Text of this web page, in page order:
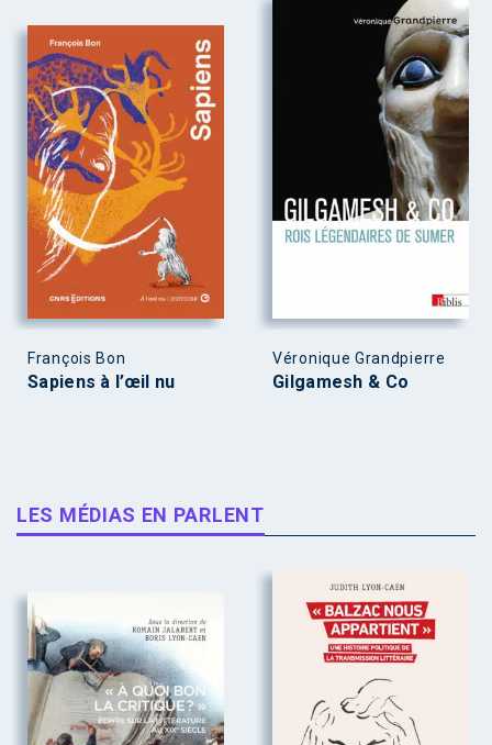
François Bon
Sapiens à l’œil nu
Véronique Grandpierre
Gilgamesh & Co
LES MÉDIAS EN PARLENT